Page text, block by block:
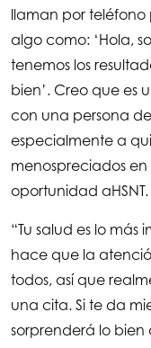
llaman por teléfono
algo como: ‘Hola,
tenemos los
bien’. Creo que es
con una persona
especialmente a
menospreciados
oportunidad aHSNT.
“Tu salud es lo más
hace que la
todos, así que
una cita. Si te da
sorprenderá lo bien